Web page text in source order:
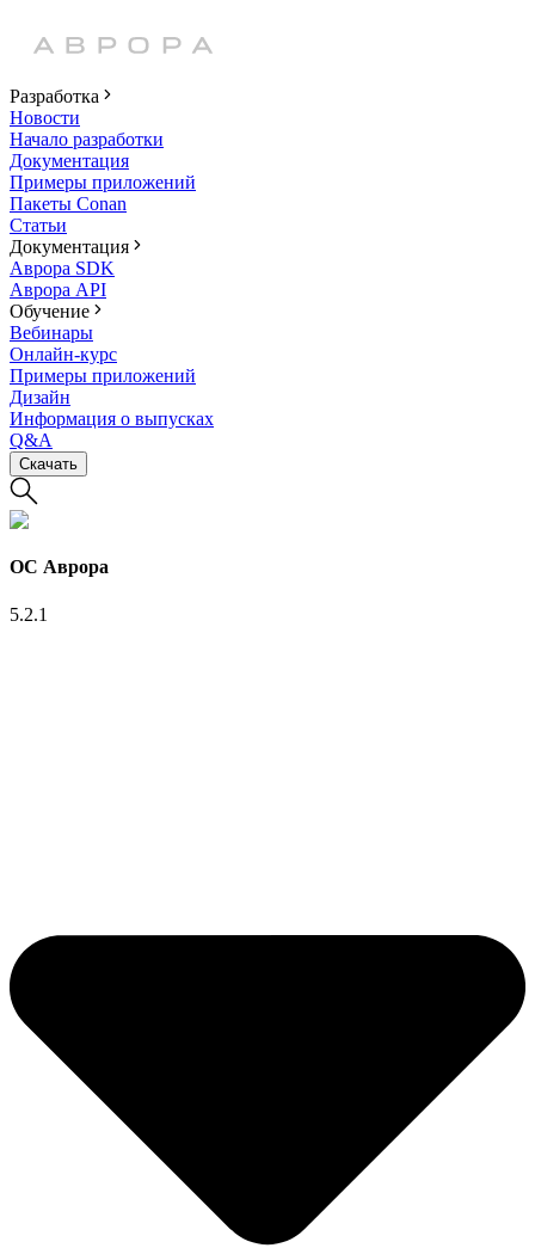
Разработка
Новости
Начало разработки
Документация
Примеры приложений
Пакеты Conan
Статьи
Документация
Аврора SDK
Аврора API
Обучение
Вебинары
Онлайн-курс
Примеры приложений
Дизайн
Информация о выпусках
Q&A
Скачать
ОС Аврора
5.2.1